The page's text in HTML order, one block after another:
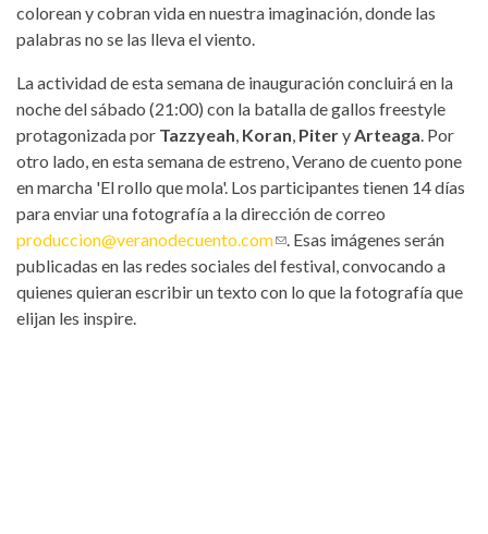
colorean y cobran vida en nuestra imaginación, donde las
palabras no se las lleva el viento.
La actividad de esta semana de inauguración concluirá en la
noche del sábado (21:00) con la batalla de gallos freestyle
protagonizada por Tazzyeah Koran Pitery Arteaga . Por
otro lado, en esta semana de estreno, Verano de cuento pone
en marcha 'El rollo que mola'. Los participantes tienen 14 días
para enviar una fotografía a la dirección de correo
produccion@veranodecuento.com(link sends e-mail)
. Esas imágenes serán
publicadas en las redes sociales del festival, convocando a
quienes quieran escribir un texto con lo que la fotografía que
elijan les inspire.